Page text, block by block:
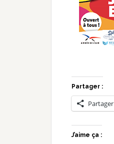
Partager :
Partager
J’aime ça :